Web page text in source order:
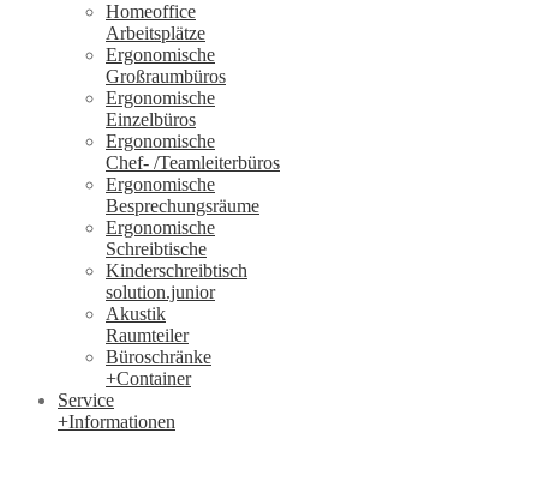
Homeoffice
Arbeitsplätze
Ergonomische
Großraumbüros
Ergonomische
Einzelbüros
Ergonomische
Chef- /Teamleiterbüros
Ergonomische
Besprechungsräume
Ergonomische
Schreibtische
Kinderschreibtisch
solution.junior
Akustik
Raumteiler
Büroschränke
+Container
Service
+Informationen